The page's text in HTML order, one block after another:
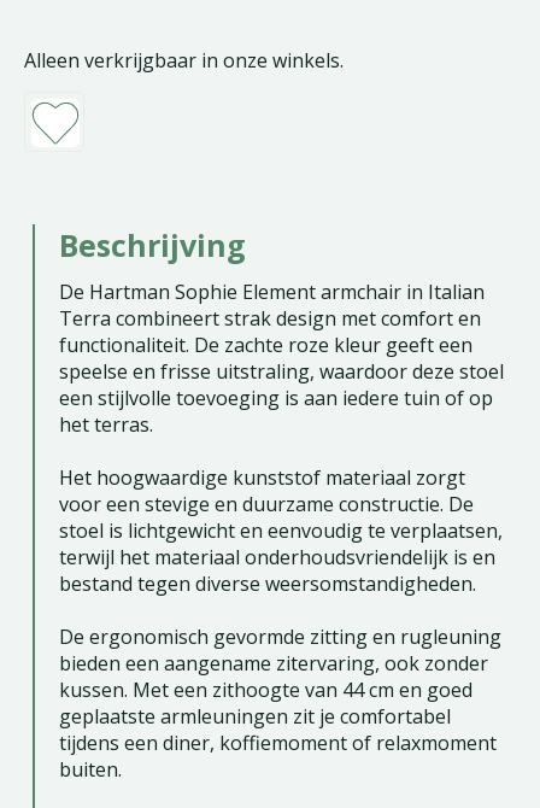
Alleen verkrijgbaar in onze winkels.
Beschrijving
De Hartman Sophie Element armchair in Italian
Terra combineert strak design met comfort en
functionaliteit. De zachte roze kleur geeft een
speelse en frisse uitstraling, waardoor deze stoel
een stijlvolle toevoeging is aan iedere tuin of op
het terras.
Het hoogwaardige kunststof materiaal zorgt
voor een stevige en duurzame constructie. De
stoel is lichtgewicht en eenvoudig te verplaatsen,
terwijl het materiaal onderhoudsvriendelijk is en
bestand tegen diverse weersomstandigheden.
De ergonomisch gevormde zitting en rugleuning
bieden een aangename zitervaring, ook zonder
kussen. Met een zithoogte van 44 cm en goed
geplaatste armleuningen zit je comfortabel
tijdens een diner, koffiemoment of relaxmoment
buiten.